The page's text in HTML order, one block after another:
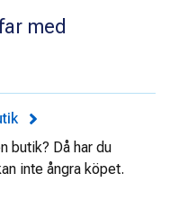
med
butik? Då har du
inte ångra köpet.